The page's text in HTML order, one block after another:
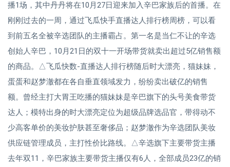
播1场，其中丹丹将在10月27日迎来加入辛巴家族后的首播。在
刚刚过去的一周，通过飞瓜快手直播达人排行榜周榜，可以看
到前五名全被辛选团队的主播霸占。第一名是当仁不让的辛选
创始人辛巴，10月21日的双十一开场带货就卖出超过5亿销售额
的商品。△飞瓜快数-直播达人排行榜随后时大漂亮，猫妹妹，
蛋蛋和赵梦澈都在各自垂直领域发力，纷纷卖出破亿的销售
额。曾经主打大胃王吃播的猫妹妹是辛巴旗下的头号美食带货
达人；模特出身的时大漂亮定位为超级品牌选品官，带得动不
少高客单价的美妆护肤甚至奢侈品；赵梦澈作为辛选团队美妆
供应链管理成员，主打性价比路线。△辛选旗下主要带货主播
去年双11，辛巴家族主要带货主播仅有6人，全部成员23亿的销